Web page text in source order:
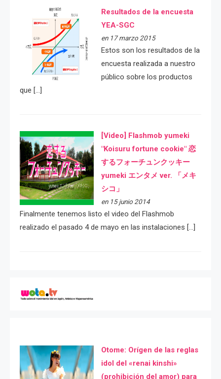
Resultados de la encuesta
YEA-SGC
en 17 marzo 2015
Estos son los resultados de la
encuesta realizada a nuestro
público sobre los productos
que […]
[Video] Flashmob yumeki
"Koisuru fortune cookie" 恋
するフォーチュンクッキー
yumeki エンタメ ver. 「メキ
シコ」
en 15 junio 2014
Finalmente tenemos listo el video del Flashmob
realizado el pasado 4 de mayo en las instalaciones […]
Otome: Orígen de las reglas
idol del «renai kinshi»
(prohibición del amor) para